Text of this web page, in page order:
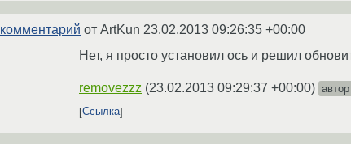
комментарий от ArtKun 23.02.2013 09:26:35 +00:00
Нет, я просто установил ось и решил
removezzz (23.02.2013 09:29:37 +00:00)
Ссылка